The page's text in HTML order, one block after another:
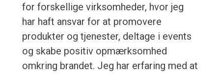
for forskellige virksomheder, hvor jeg
har haft ansvar for at promovere
produkter og tjenester, deltage i events
og skabe positiv opmærksomhed
omkring brandet. Jeg har erfaring med at